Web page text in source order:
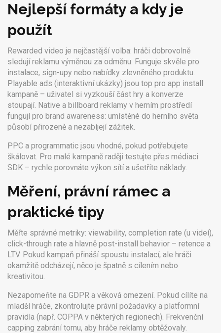
Nejlepší formáty a kdy je
použít
Rewarded video je nejčastější volba: hráči dobrovolně
sledují reklamu výměnou za odměnu. Funguje skvěle pro
instalace, sign-upy nebo nabídky zlevněného produktu.
Playable ads (interaktivní ukázky) jsou top pro app install
kampaně – uživatel si vyzkouší část hry a konverze
stoupají. Native a billboard reklamy v herním prostředí
fungují pro brand awareness: umístěné do herního světa
působí přirozeně a nezabíjejí zážitek.
PPC a programmatic jsou vhodné, pokud potřebujete
škálovat. Pro malé kampaně raději testujte přes médiaci
SDK – rychle porovnáte výkon sítí a ušetříte náklady.
Měření, právní rámec a
praktické tipy
Měřte správné metriky: viewability, completion rate (u videí),
click-through rate a hlavně post-install behavior – retence a
LTV. Pokud kampaň přináší spoustu instalací, ale hráči
okamžitě odcházejí, něco je špatně s cílením nebo
kreativitou.
Nezapomeňte na GDPR a věková omezení. Pokud cílíte na
mladší hráče, zkontrolujte právní požadavky a platformní
pravidla (např. COPPA v některých regionech). Frekvenční
capping zabrání tomu, aby hráče reklamy obtěžovaly.